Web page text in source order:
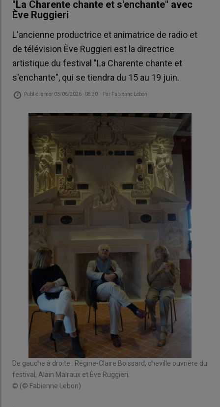
"La Charente chante et s'enchante" avec
Ève Ruggieri
L'ancienne productrice et animatrice de radio et
de télévision Ève Ruggieri est la directrice
artistique du festival "La Charente chante et
s'enchante", qui se tiendra du 15 au 19 juin.
Publié le mer 03/06/2026 - 08:30 - Par Fabienne Lebon
De gauche à droite : Régine-Claire Boissard, cheville ouvrière du
festival, Alain Malraux et Ève Ruggieri.
© (© Fabienne Lebon)